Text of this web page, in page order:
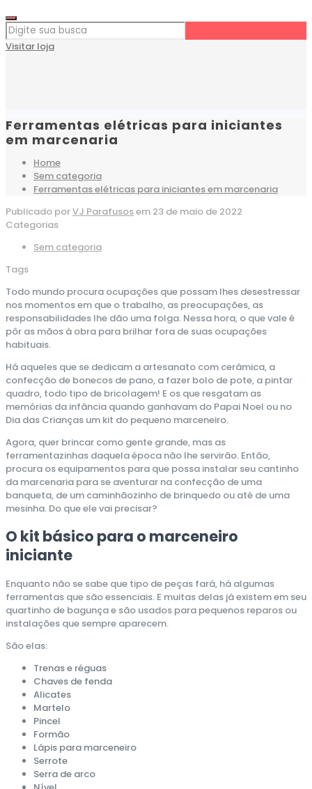
Visitar loja
Ferramentas elétricas para iniciantes
em marcenaria
Home
Sem categoria
Ferramentas elétricas para iniciantes em marcenaria
Publicado porVJ Parafusosem 23 de maio de 2022
Categorias
Sem categoria
Tags
Todo mundo procura ocupações que possam lhes desestressar
nos momentos em que o trabalho, as preocupações, as
responsabilidades lhe dão uma folga. Nessa hora, o que vale é
pôr as mãos à obra para brilhar fora de suas ocupações
habituais.
Há aqueles que se dedicam a artesanato com cerâmica, a
confecção de bonecos de pano, a fazer bolo de pote, a pintar
quadro, todo tipo de bricolagem! E os que resgatam as
memórias da infância quando ganhavam do Papai Noel ou no
Dia das Crianças um kit do pequeno marceneiro.
Agora, quer brincar como gente grande, mas as
ferramentazinhas daquela época não lhe servirão. Então,
procura os equipamentos para que possa instalar seu cantinho
da marcenaria para se aventurar na confecção de uma
banqueta, de um caminhãozinho de brinquedo ou até de uma
mesinha. Do que ele vai precisar?
O kit básico para o marceneiro
iniciante
Enquanto não se sabe que tipo de peças fará, há algumas
ferramentas que são essenciais. E muitas delas já existem em seu
quartinho de bagunça e são usados para pequenos reparos ou
instalações que sempre aparecem.
São elas:
Trenas e réguas
Chaves de fenda
Alicates
Martelo
Pincel
Formão
Lápis para marceneiro
Serrote
Serra de arco